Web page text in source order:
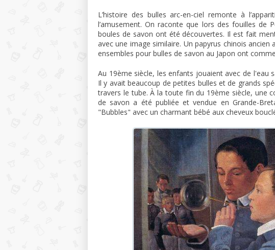
L’histoire des bulles arc-en-ciel remonte à
l’amusement. On raconte que lors des fouilles de
boules de savon ont été découvertes. Il est fait
avec une image similaire. Un papyrus chinois
ensembles pour bulles de savon au Japon ont
Au 19ème siècle, les enfants jouaient avec de l'eau
Il y avait beaucoup de petites bulles et de grands
travers le tube. À la toute fin du 19ème siècle, une
de savon a été publiée et vendue en Grande-
"Bubbles" avec un charmant bébé aux cheveux